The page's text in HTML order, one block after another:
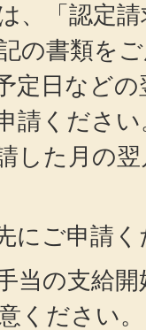
、「認定
の書類を
定日など
請くださ
した月の
にご申請く
当の支給
ください。